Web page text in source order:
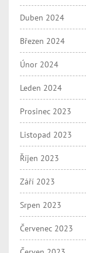
Duben 2024
Březen 2024
Únor 2024
Leden 2024
Prosinec 2023
Listopad 2023
Říjen 2023
Září 2023
Srpen 2023
Červenec 2023